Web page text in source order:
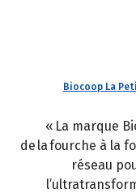
Biocoop La
« La marque
de la fourche à la
réseau